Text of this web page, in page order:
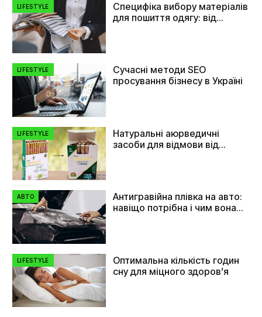
LIFESTYLE
Специфіка вибору матеріалів
для пошиття одягу: від
LIFESTYLE
Сучасні методи SEO
просування бізнесу в Україні
LIFESTYLE
Натуральні аюрведичні
засоби для відмови від
АВТО
Антигравійна плівка на авто:
навіщо потрібна і чим вона
LIFESTYLE
Оптимальна кількість годин
сну для міцного здоров’я